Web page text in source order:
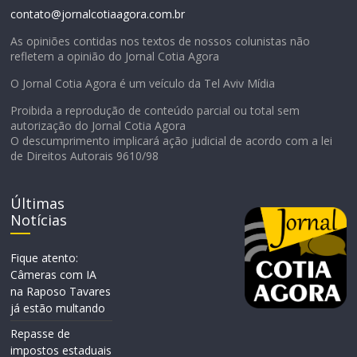
contato@jornalcotiaagora.com.br
As opiniões contidas nos textos de nossos colunistas não
refletem a opinião do Jornal Cotia Agora
O Jornal Cotia Agora é um veículo da Tel Aviv Mídia
Proibida a reprodução de conteúdo parcial ou total sem
autorização do Jornal Cotia Agora
O descumprimento implicará ação judicial de acordo com a lei
de Direitos Autorais 9610/98
Últimas
Notícias
Fique atento:
Câmeras com IA
na Raposo Tavares
já estão multando
Repasse de
impostos estaduais